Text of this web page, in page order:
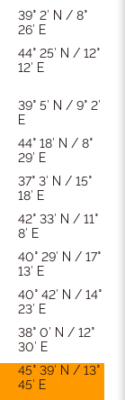
39° 2′ N / 8°
26′ E
44° 25′ N / 12°
12′ E
39° 5′ N / 9° 2′
E
44° 18′ N / 8°
29′ E
37° 3′ N / 15°
18′ E
42° 33′ N / 11°
8′ E
40° 29′ N / 17°
13′ E
40° 42′ N / 14°
23′ E
38° 0′ N / 12°
30′ E
45° 39′ N / 13°
45′ E